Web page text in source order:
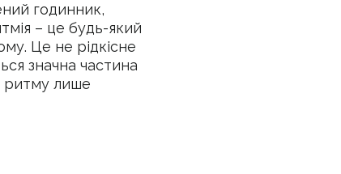
годинник,
– це будь-який
Це не рідкісне
значна частина
ритму лише